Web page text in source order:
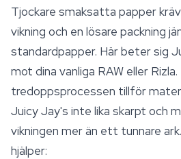
Tjockare smaksatta papper
vikning och en lösare packning
standardpapper. Här beter sig
mot dina vanliga RAW eller
tredoppsprocessen tillför
Juicy Jay's inte lika skarpt och
vikningen mer än ett tunnare
hjälper: